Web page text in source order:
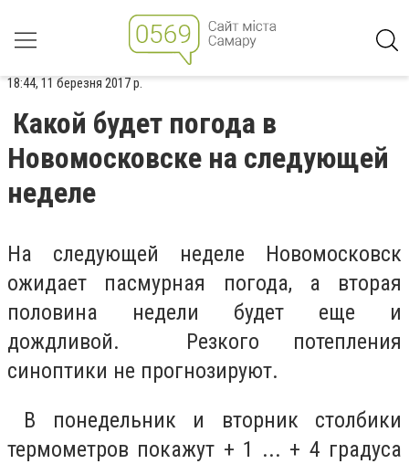
18:44, 11 березня 2017 р.
Какой будет погода в
Новомосковске на следующей
неделе
На следующей неделе Новомосковск
ожидает пасмурная погода, а вторая
половина недели будет еще и
дождливой. Резкого потепления
синоптики не прогнозируют.
В понедельник и вторник столбики
термометров покажут + 1 ... + 4 градуса